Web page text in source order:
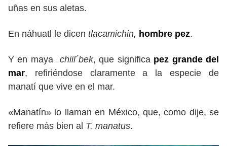
uñas en sus aletas.
En náhuatl le dicen tlacamichin, hombre pez.
Y en maya chiil´bek, que significa pez grande del
mar, refiriéndose claramente a la especie de
manatí que vive en el mar.
«Manatín» lo llaman en México, que, como dije, se
refiere más bien al T. manatus.